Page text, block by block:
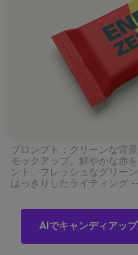
プロンプト：クリーンな背
モックアップ。鮮やかな赤
ント、フレッシュなグリー
はっきりしたライティング
AIでキャンディアッ